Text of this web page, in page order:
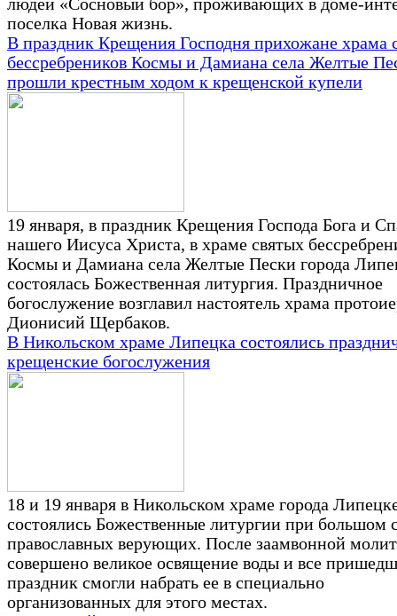
людей «Сосновый бор», проживающих в доме-
поселка Новая жизнь.
В праздник Крещения Господня прихожане храма
бессребреников Космы и Дамиана села Желтые
прошли крестным ходом к крещенской купели
19 января, в праздник Крещения Господа Бога и
нашего Иисуса Христа, в храме святых
Космы и Дамиана села Желтые Пески города
состоялась Божественная литургия. Празд­ничное
богослужение возглавил настоятель храма
Дионисий Щербаков.
В Никольском храме Липецка состоялись
крещенские богослужения
18 и 19 января в Никольском храме города
состоялись Божественные литургии при большом
православных верующих. После заамвонной
совершено великое освящение воды и все
праздник смогли набрать ее в специально
организованных для этого местах.